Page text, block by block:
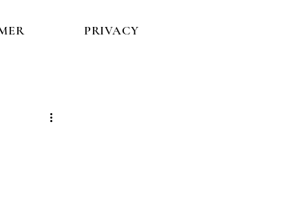
PRIVACY